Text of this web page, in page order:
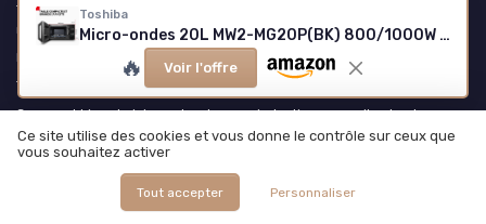
Toshiba
Micro-ondes 20L MW2-MG20P(BK) 800/1000W Grill Noir
🔥 Voir l'offre
Test Ninja Woodfire Pro XL OG850EU : le barbecue électrique qui
remplace presque un vrai BBQ au charbon
Les secrets de la cocotte toute nue
Tout savoir sur les machines à lait végétal
Comment bien choisir sa plancha pour induction : conseils et astuces
Les derniers articles
Comment nettoyer un lave vaisselle pour une hygiène parfaite et une
Ce site utilise des cookies et vous donne le contrôle sur ceux que
vous souhaitez activer
Tout accepter Personnaliser